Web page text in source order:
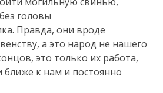
головы
. Правда, они вроде
а это народ не нашего
это только их работа,
ближе к нам и постоянно